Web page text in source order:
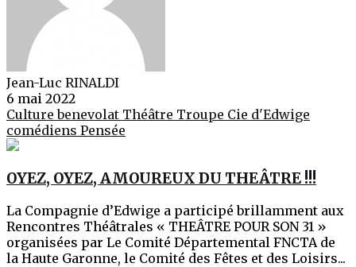
Jean-Luc RINALDI
6 mai 2022
Culturebenevolat Théâtre Troupe Cie d'Edwige
comédiens Pensée
OYEZ, OYEZ, AMOUREUX DU THEÂTRE !!!
La Compagnie d’Edwige a participé brillamment aux
Rencontres Théâtrales « THEÂTRE POUR SON 31 »
organisées par Le Comité Départemental FNCTA de
la Haute Garonne, le Comité des Fêtes et des Loisirs...